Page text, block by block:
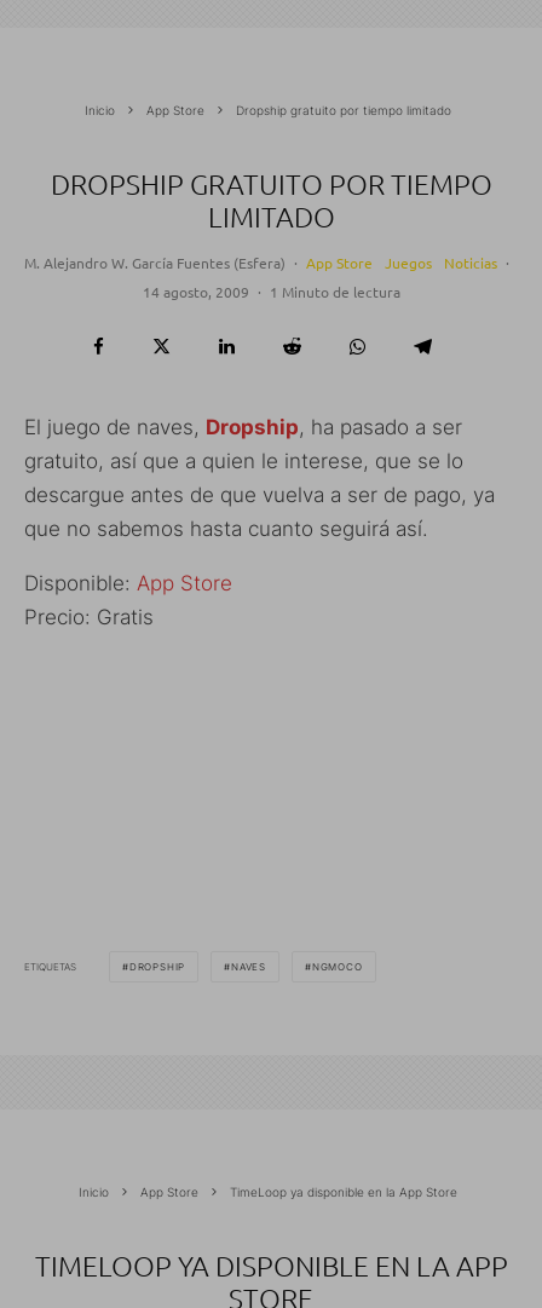
Inicio App Store Dropship gratuito por tiempo limitado
DROPSHIP GRATUITO POR TIEMPO
LIMITADO
M. Alejandro W. García Fuentes (Esfera) · App Store Juegos Noticias ·
14 agosto, 2009 · 1 Minuto de lectura
El juego de naves, Dropship, ha pasado a ser
gratuito, así que a quien le interese, que se lo
descargue antes de que vuelva a ser de pago, ya
que no sabemos hasta cuanto seguirá así.
Disponible: App Store
Precio: Gratis
ETIQUETAS DROPSHIP NAVES NGMOCO
Inicio App Store TimeLoop ya disponible en la App Store
TIMELOOP YA DISPONIBLE EN LA APP
STORE